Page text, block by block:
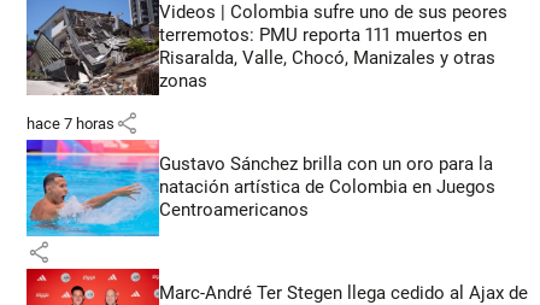
Videos | Colombia sufre uno de sus peores
terremotos: PMU reporta 111 muertos en
Risaralda, Valle, Chocó, Manizales y otras
zonas
hace 7 horas share
Gustavo Sánchez brilla con un oro para la
natación artística de Colombia en Juegos
Centroamericanos
share
Marc-André Ter Stegen llega cedido al Ajax de